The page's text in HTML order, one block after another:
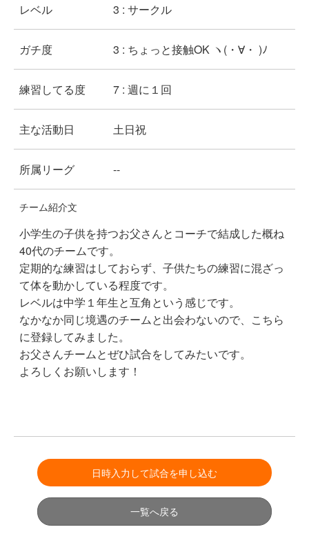
レベル 3 : サークル
ガチ度 3 : ちょっと接触OK ヽ(・∀・ )ﾉ
練習してる度 7 : 週に１回
主な活動日 土日祝
所属リーグ --
チーム紹介文
小学生の子供を持つお父さんとコーチで結成した概ね
40代のチームです。
定期的な練習はしておらず、子供たちの練習に混ざっ
て体を動かしている程度です。
レベルは中学１年生と互角という感じです。
なかなか同じ境遇のチームと出会わないので、こちら
に登録してみました。
お父さんチームとぜひ試合をしてみたいです。
よろしくお願いします！
日時入力して試合を申し込む
一覧へ戻る